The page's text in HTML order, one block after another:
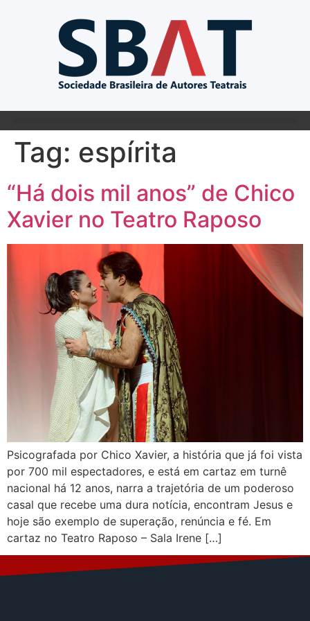
Tag: espírita
“Há dois mil anos” de Chico
Xavier no Teatro Raposo
Psicografada por Chico Xavier, a história que já foi vista
por 700 mil espectadores, e está em cartaz em turnê
nacional há 12 anos, narra a trajetória de um poderoso
casal que recebe uma dura notícia, encontram Jesus e
hoje são exemplo de superação, renúncia e fé. Em
cartaz no Teatro Raposo – Sala Irene […]